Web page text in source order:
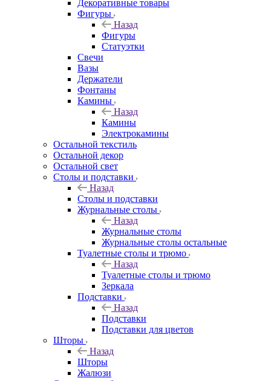
Декоративные товары
Фигуры
Назад
Фигуры
Статуэтки
Свечи
Вазы
Держатели
Фонтаны
Камины
Назад
Камины
Электрокамины
Остальной текстиль
Остальной декор
Остальной свет
Столы и подставки
Назад
Столы и подставки
Журнальные столы
Назад
Журнальные столы
Журнальные столы остальные
Туалетные столы и трюмо
Назад
Туалетные столы и трюмо
Зеркала
Подставки
Назад
Подставки
Подставки для цветов
Шторы
Назад
Шторы
Жалюзи